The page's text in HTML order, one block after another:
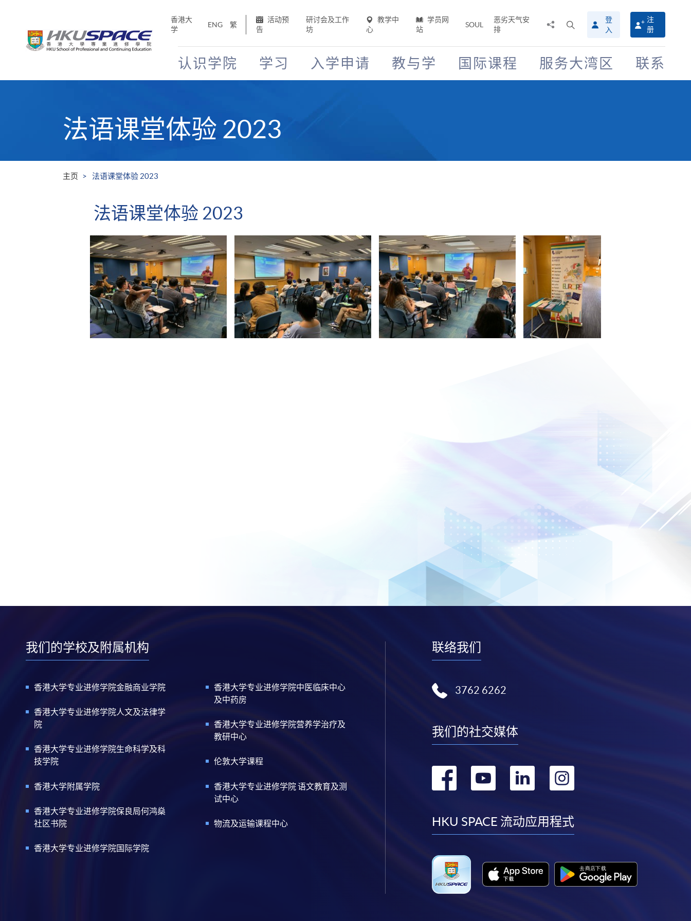
香港大
学
ENG 繁
活动预
告
研讨会及工作
坊
教学中
心
学员网
站
SOUL
恶劣天气安
排
搜
寻
介
面
登
入
注
册
认识学院 学习 入学申请 教与学 国际课程 服务大湾区 联系
法语课堂体验 2023
主页 法语课堂体验 2023
法语课堂体验 2023
我们的学校及附属机构
香港大学专业进修学院金融商业学院
香港大学专业进修学院人文及法律学
院
香港大学专业进修学院生命科学及科
技学院
香港大学附属学院
香港大学专业进修学院保良局何鸿燊
社区书院
香港大学专业进修学院国际学院
香港大学专业进修学院中医临床中心
及中药房
香港大学专业进修学院营养学治疗及
教研中心
伦敦大学课程
香港大学专业进修学院 语文教育及测
试中心
物流及运输课程中心
联络我们
3762 6262
我们的社交媒体
转
facebook
转
youtube
转
linkedin
转
instagram
HKU SPACE 流动应用程式